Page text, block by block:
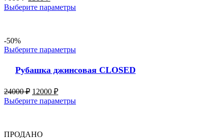
Выберите параметры
-50%
Выберите параметры
Рубашка джинсовая CLOSED
24000₽ 12000 ₽
Выберите параметры
ПРОДАНО